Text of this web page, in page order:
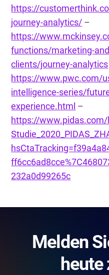
https://
journey-analytics/ –
https://
functions/marketing-
clients/journey-analytics
https://www.pwc.com/
intelligence-series/
experience.html –
https://
232a0d99265c
Melden
heute